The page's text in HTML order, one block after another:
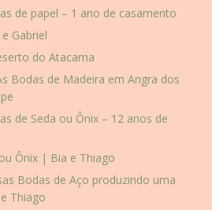
de papel – 1 ano de casamento
Gabriel
do Atacama
Bodas de Madeira em Angra dos
de Seda ou Ônix – 12 anos de
Ônix | Bia e Thiago
Bodas de Aço produzindo uma
Thiago